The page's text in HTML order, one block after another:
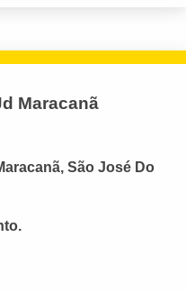
Maracanã
São José Do